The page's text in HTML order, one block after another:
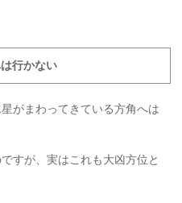
行かない
がまわってきている方角へは
すが、実はこれも大凶方位と